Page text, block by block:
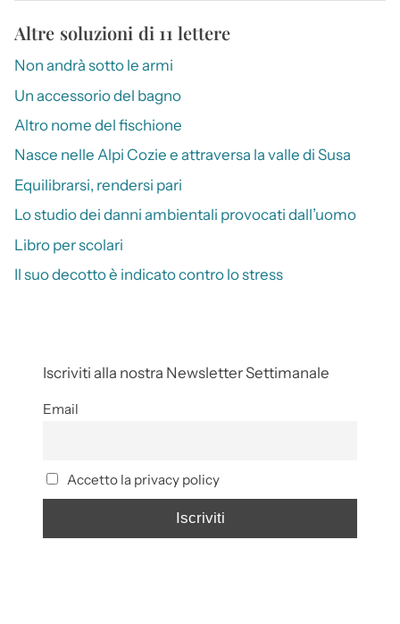
Altre soluzioni di 11 lettere
Non andrà sotto le armi
Un accessorio del bagno
Altro nome del fischione
Nasce nelle Alpi Cozie e attraversa la valle di Susa
Equilibrarsi, rendersi pari
Lo studio dei danni ambientali provocati dall’uomo
Libro per scolari
Il suo decotto è indicato contro lo stress
Iscriviti alla nostra Newsletter Settimanale
Email
Accetto la privacy policy